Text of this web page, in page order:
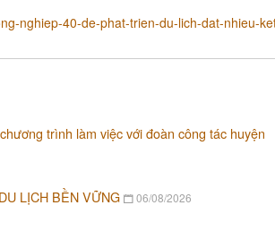
nghiep-40-de-phat-trien-du-lich-dat-nhieu-
trình làm việc với đoàn công tác huyện
LỊCH BỀN VỮNG 06/08/2026